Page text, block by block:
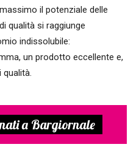
il potenziale delle
qualità si raggiunge
indissolubile:
un prodotto eccellente e,
a Bargiornale